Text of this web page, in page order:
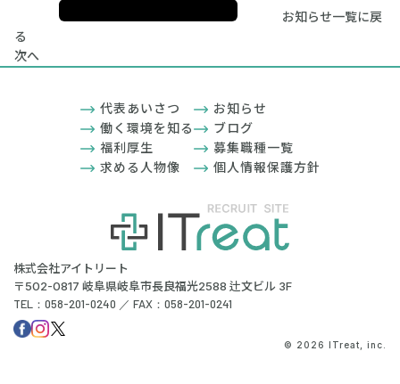
お知らせ一覧に戻
る
次へ
株式会社アイトリート
〒502-0817 岐阜県岐阜市長良福光2588 辻文ビル 3F
TEL：058-201-0240 ／ FAX：058-201-0241
代表あいさつ
働く環境を知る
福利厚生
求める人物像
お知らせ
ブログ
募集職種一覧
個人情報保護方針
© 2026 ITreat, inc.